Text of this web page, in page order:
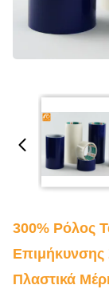
300% Ρόλος
Επιμήκυνσης
Πλαστικά